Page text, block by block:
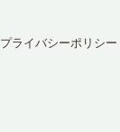
プライバシーポリシー